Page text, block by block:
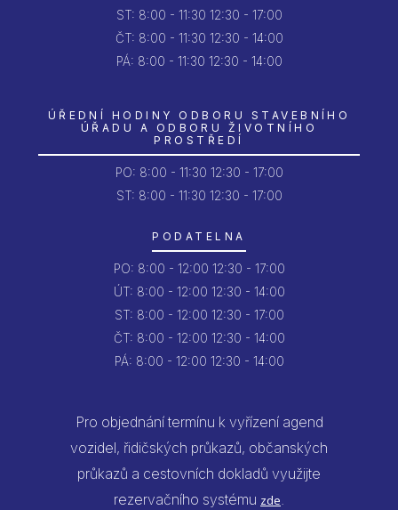
ST: 8:00 - 11:30 12:30 - 17:00
ČT: 8:00 - 11:30 12:30 - 14:00
PÁ: 8:00 - 11:30 12:30 - 14:00
ÚŘEDNÍ HODINY ODBORU STAVEBNÍHO
ÚŘADU A ODBORU ŽIVOTNÍHO
PROSTŘEDÍ
PO: 8:00 - 11:30 12:30 - 17:00
ST: 8:00 - 11:30 12:30 - 17:00
PODATELNA
PO: 8:00 - 12:00 12:30 - 17:00
ÚT: 8:00 - 12:00 12:30 - 14:00
ST: 8:00 - 12:00 12:30 - 17:00
ČT: 8:00 - 12:00 12:30 - 14:00
PÁ: 8:00 - 12:00 12:30 - 14:00
Pro objednání termínu k vyřízení agend
vozidel, řidičských průkazů, občanských
průkazů a cestovních dokladů využijte
rezervačního systému zde.